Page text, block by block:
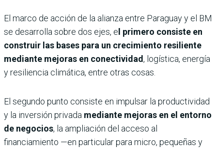
El marco de acción de la alianza entre Paraguay y el BM
se desarrolla sobre dos ejes, e l primero consiste en
construir las bases para un crecimiento resiliente
mediante mejoras en conectividad, logística, energía
y resiliencia climática, entre otras cosas.
El segundo punto consiste en impulsar la productividad
y la inversión privada mediante mejoras en el entorno
de negocios, la ampliación del acceso al
financiamiento —en particular para micro, pequeñas y